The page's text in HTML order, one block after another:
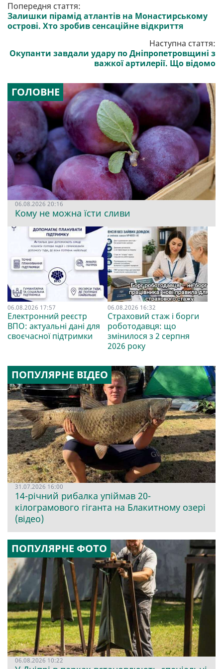
Попередня стаття:
Залишки пірамід атлантів на Монастирському
острові. Хто зробив сенсаційне відкриття
Наступна стаття:
Окупанти завдали удару по Дніпропетровщині з
важкої артилерії. Що відомо
ГОЛОВНЕ
06.08.2026 20:16
Кому не можна їсти сливи
06.08.2026 17:57
Електронний реєстр
ВПО: актуальні дані для
своєчасної підтримки
06.08.2026 16:32
Страховий стаж і борги
роботодавця: що
змінилося з 2 серпня
2026 року
ПОПУЛЯРНЕ ВІДЕО
31.07.2026 16:00
14-річний рибалка упіймав 20-
кілограмового гіганта на Блакитному озері
(відео)
ПОПУЛЯРНЕ ФОТО
06.08.2026 10:22